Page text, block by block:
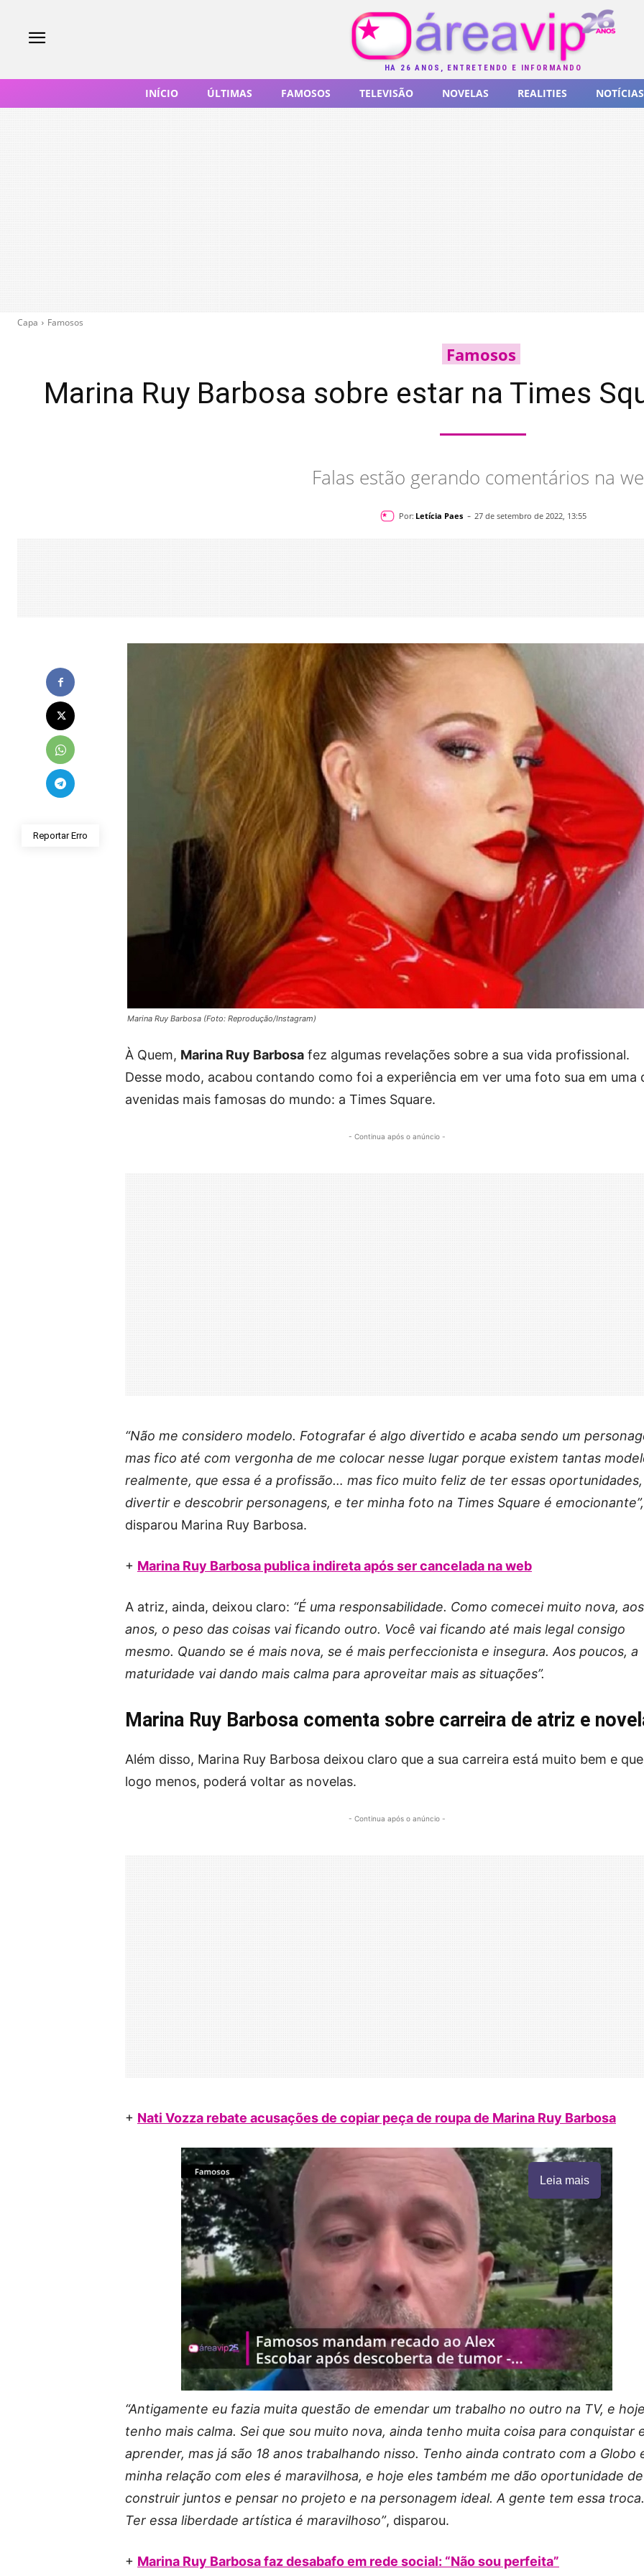
HÁ 26 ANOS, ENTRETENDO E INFORMANDO
INÍCIO ÚLTIMAS FAMOSOS TELEVISÃO NOVELAS REALITIES NOTÍCIAS
Capa Famosos
Famosos
Marina Ruy Barbosa sobre estar na Times
Falas estão gerando comentários na
Por: Letícia Paes - 27 de setembro de 2022, 13:55
Reportar Erro
Marina Ruy Barbosa (Foto: Reprodução/Instagram)
À Quem, Marina Ruy Barbosa fez algumas revelações sobre a sua vida profissional.
Desse modo, acabou contando como foi a experiência em ver uma foto sua em uma
avenidas mais famosas do mundo: a Times Square.
- Continua após o anúncio -
“Não me considero modelo. Fotografar é algo divertido e acaba sendo um
mas fico até com vergonha de me colocar nesse lugar porque existem tantas
realmente, que essa é a profissão… mas fico muito feliz de ter essas
divertir e descobrir personagens, e ter minha foto na Times Square é emocionante”,
disparou Marina Ruy Barbosa.
+ Marina Ruy Barbosa publica indireta após ser cancelada na web
A atriz, ainda, deixou claro: “É uma responsabilidade. Como comecei muito nova,
anos, o peso das coisas vai ficando outro. Você vai ficando até mais legal consigo
mesmo. Quando se é mais nova, se é mais perfeccionista e insegura. Aos poucos, a
maturidade vai dando mais calma para aproveitar mais as situações”.
Marina Ruy Barbosa comenta sobre carreira de atriz e
Além disso, Marina Ruy Barbosa deixou claro que a sua carreira está muito bem e
logo menos, poderá voltar as novelas.
- Continua após o anúncio -
+ Nati Vozza rebate acusações de copiar peça de roupa de Marina Ruy Barbosa
Leia mais
“Antigamente eu fazia muita questão de emendar um trabalho no outro na TV, e
tenho mais calma. Sei que sou muito nova, ainda tenho muita coisa para conquistar
aprender, mas já são 18 anos trabalhando nisso. Tenho ainda contrato com a Globo
minha relação com eles é maravilhosa, e hoje eles também me dão oportunidade de
construir juntos e pensar no projeto e na personagem ideal. A gente tem essa troca.
Ter essa liberdade artística é maravilhoso”, disparou.
+ Marina Ruy Barbosa faz desabafo em rede social: “Não sou perfeita”